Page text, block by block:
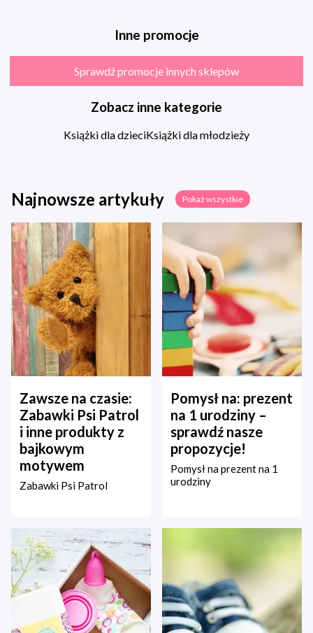
Inne promocje
Sprawdź promocje innych sklepów
Zobacz inne kategorie
Książki dla dzieciKsiążki dla młodzieży
Najnowsze artykuły Pokaż wszystkie
Zawsze na czasie:
Zabawki Psi Patrol
i inne produkty z
bajkowym
motywem
Zabawki Psi Patrol
Pomysł na: prezent
na 1 urodziny –
sprawdź nasze
propozycje!
Pomysł na prezent na 1
urodziny